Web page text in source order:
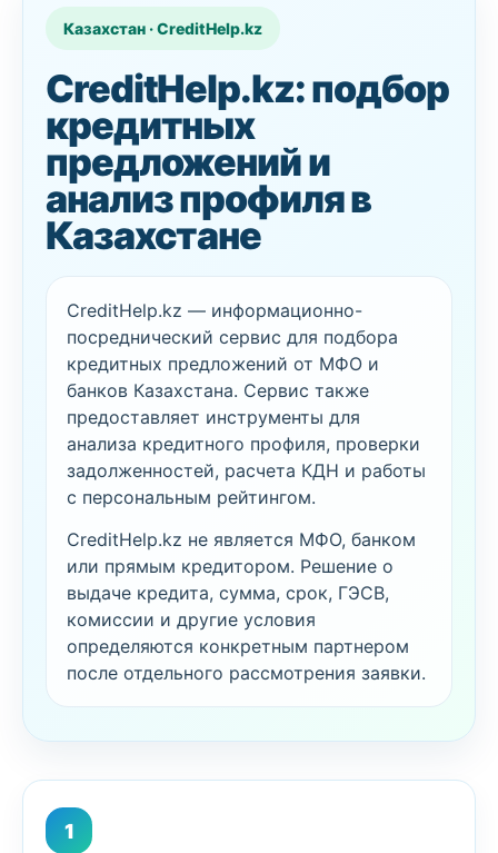
Казахстан · CreditHelp.kz
CreditHelp.kz: подбор
кредитных
предложений и
анализ профиля в
Казахстане
CreditHelp.kz — информационно-
посреднический сервис для подбора
кредитных предложений от МФО и
банков Казахстана. Сервис также
предоставляет инструменты для
анализа кредитного профиля, проверки
задолженностей, расчета КДН и работы
с персональным рейтингом.
CreditHelp.kz не является МФО, банком
или прямым кредитором. Решение о
выдаче кредита, сумма, срок, ГЭСВ,
комиссии и другие условия
определяются конкретным партнером
после отдельного рассмотрения заявки.
1